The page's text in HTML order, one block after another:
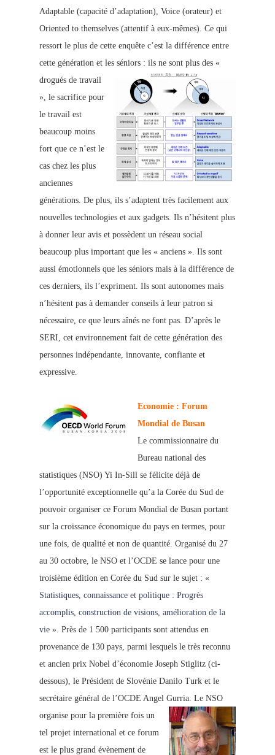
Adaptable (capacité d’adaptation), Voice (orateur) et
Oriented to themselves (attentif à eux-mêmes). Ce qui
ressort le plus de cette enquête c’est la différence entre
cette génération et les séniors : ils ne sont plus des «
drogués de travail
», le sacrifice pour
le travail est
beaucoup moins
fort que ce n’est le
cas chez les plus
anciennes
générations. De plus, ils s’adaptent très facilement aux
nouvelles technologies et aux gadgets. Ils n’hésitent plus
à donner leur avis et possèdent un réseau social
beaucoup plus important que les « anciens ». Ils sont
aussi émotionnels que les séniors mais à la différence de
ces derniers, ils l’expriment. Ils sont autonomes mais
n’hésitent pas à demander conseils à leur patron si
nécessaire, ce que leurs aînés ne font pas. D’après le
SERI, cet environnement fait de cette génération des
personnes indépendante, innovante, confiante et
expressive.
Economie : Forum
Mondial de Busan
Le commissionnaire du
Bureau national des
statistiques (NSO) Yi In-Sill se félicite déjà de
l’opportunité exceptionnelle qu’a la Corée du Sud de
pouvoir organiser ce Forum Mondial de Busan portant
sur la croissance économique du pays en termes, pour
une fois, de qualité et non de quantité. Organisé du 27
au 30 octobre, le NSO et l’OCDE se lance pour une
troisième édition en Corée du Sud sur le sujet : «
Statistiques, connaissance et politique : Progrès
accomplis, construction de visions, amélioration de la
vie ». Près de 1 500 participants sont attendus en
provenance de 130 pays, parmi lesquels le très reconnu
et ancien prix Nobel d’économie Joseph Stiglitz (ci-
dessous), le Président de Slovénie Danilo Turk et le
secrétaire général de l’OCDE Angel Gurria. Le NSO
organise pour la première fois un
tel projet international et ce forum
est le plus grand évènement de